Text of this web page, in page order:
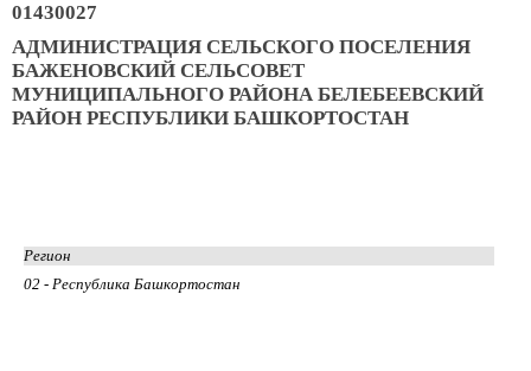
01430027
АДМИНИСТРАЦИЯ СЕЛЬСКОГО ПОСЕЛЕНИЯ
БАЖЕНОВСКИЙ СЕЛЬСОВЕТ
МУНИЦИПАЛЬНОГО РАЙОНА БЕЛЕБЕЕВСКИЙ
РАЙОН РЕСПУБЛИКИ БАШКОРТОСТАН
Регион
02 - Республика Башкортостан